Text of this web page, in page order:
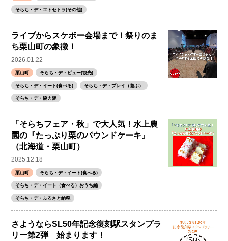
そらち・デ・エトセトラ(その他)
ライブからスケボー会場まで！祭りのま
ち栗山町の象徴！
2026.01.22
栗山町 そらち・デ・ビュー(観光)
そらち・デ・イート(食べる) そらち・デ・プレイ（遊ぶ）
そらち・デ・協力隊
「そらちフェア・秋」で大人気！水上農
園の『たっぷり栗のパウンドケーキ』
（北海道・栗山町）
2025.12.18
栗山町 そらち・デ・イート(食べる)
そらち・デ・イート（食べる）おうち編
そらち・デ・ふるさと納税
さようならSL50年記念復刻駅スタンプラ
リー第2弾 始まります！